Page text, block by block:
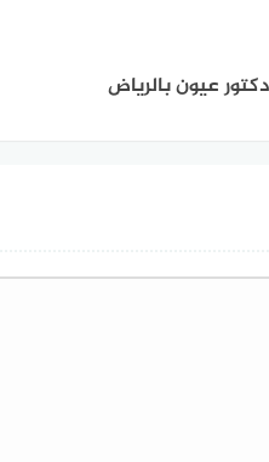
عيون بالرياض